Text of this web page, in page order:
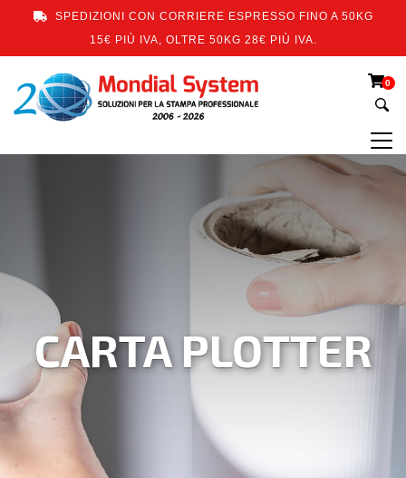
SPEDIZIONI CON CORRIERE ESPRESSO FINO A 50KG
15€ PIÙ IVA, OLTRE 50KG 28€ PIÙ IVA.
0
CARTA PLOTTER